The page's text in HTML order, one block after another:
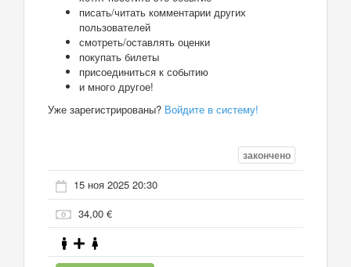
писать/читать комментарии других
пользователей
смотреть/оставлять оценки
покупать билеты
присоединиться к событию
и много другое!
Уже зарегистрированы? Войдите в систему!
закончено
15 ноя 2025 20:30
34,00 €